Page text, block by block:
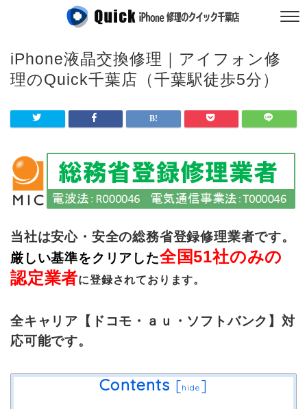
iPhone液晶交換修理｜アイフォン修
理のQuick千葉店（千葉駅徒歩5分）
当社は安心・安全の総務省登録修理業者です。
厳しい基準をクリアした全国51社のみの
認定業者に登録されております。
全キャリア【ドコモ・ａｕ・ソフトバンク】対
応可能です。
Contents [hide ]